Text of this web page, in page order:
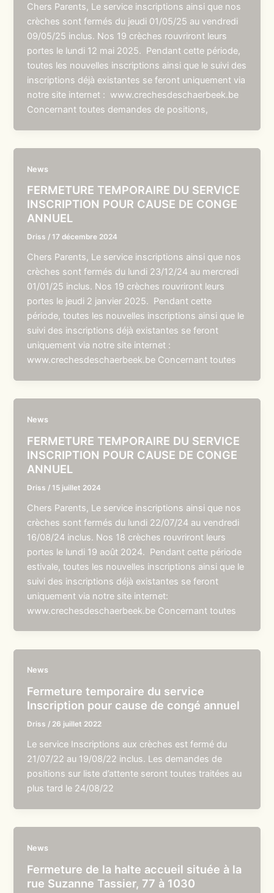
Chers Parents, Le service inscriptions ainsi que nos
crèches sont fermés du jeudi 01/05/25 au vendredi
09/05/25 inclus. Nos 19 crèches rouvriront leurs
portes le lundi 12 mai 2025. Pendant cette période,
toutes les nouvelles inscriptions ainsi que le suivi des
inscriptions déjà existantes se feront uniquement via
notre site internet : www.crechesdeschaerbeek.be
Concernant toutes demandes de positions,
News
FERMETURE TEMPORAIRE DU SERVICE
INSCRIPTION POUR CAUSE DE CONGE
ANNUEL
Driss /17 décembre 2024
Chers Parents, Le service inscriptions ainsi que nos
crèches sont fermés du lundi 23/12/24 au mercredi
01/01/25 inclus. Nos 19 crèches rouvriront leurs
portes le jeudi 2 janvier 2025. Pendant cette
période, toutes les nouvelles inscriptions ainsi que le
suivi des inscriptions déjà existantes se feront
uniquement via notre site internet :
www.crechesdeschaerbeek.be Concernant toutes
News
FERMETURE TEMPORAIRE DU SERVICE
INSCRIPTION POUR CAUSE DE CONGE
ANNUEL
Driss /15 juillet 2024
Chers Parents, Le service inscriptions ainsi que nos
crèches sont fermés du lundi 22/07/24 au vendredi
16/08/24 inclus. Nos 18 crèches rouvriront leurs
portes le lundi 19 août 2024. Pendant cette période
estivale, toutes les nouvelles inscriptions ainsi que le
suivi des inscriptions déjà existantes se feront
uniquement via notre site internet:
www.crechesdeschaerbeek.be Concernant toutes
News
Fermeture temporaire du service
Inscription pour cause de congé annuel
Driss / 26 juillet 2022
Le service Inscriptions aux crèches est fermé du
21/07/22 au 19/08/22 inclus. Les demandes de
positions sur liste d’attente seront toutes traitées au
plus tard le 24/08/22
News
Fermeture de la halte accueil située à la
rue Suzanne Tassier, 77 à 1030